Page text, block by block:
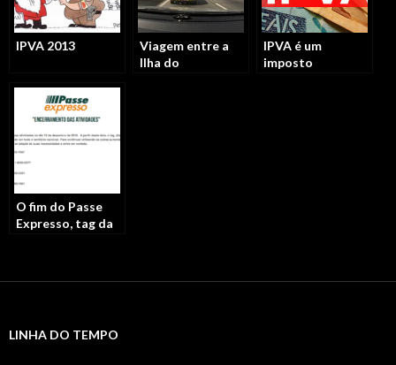
IPVA 2013
Viagem entre a
Ilha do
IPVA é um
imposto
O fim do Passe
Expresso, tag da
LINHA DO TEMPO